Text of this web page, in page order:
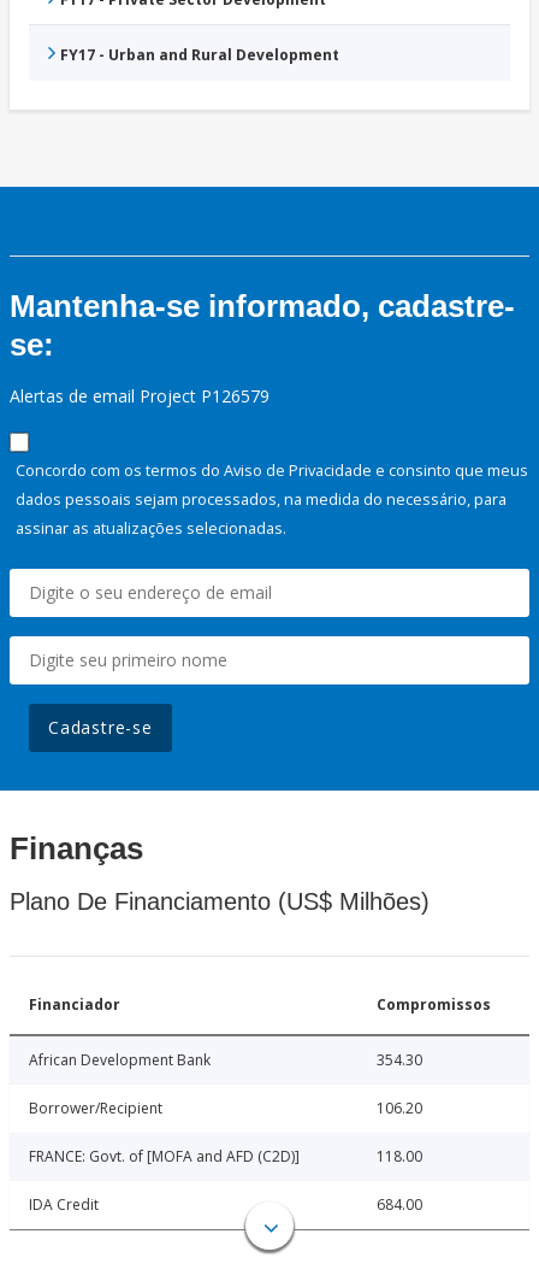
FY17 - Urban and Rural Development
Mantenha-se informado, cadastre-
se:
Alertas de email Project P126579
Concordo com os termos do Aviso de Privacidade e consinto que meus
dados pessoais sejam processados, na medida do necessário, para
assinar as atualizações selecionadas.
Cadastre-se
Finanças
Plano De Financiamento (US$ Milhões)
Financiador Compromissos
African Development Bank 354.30
Borrower/Recipient 106.20
FRANCE: Govt. of [MOFA and AFD (C2D)] 118.00
IDA Credit 684.00